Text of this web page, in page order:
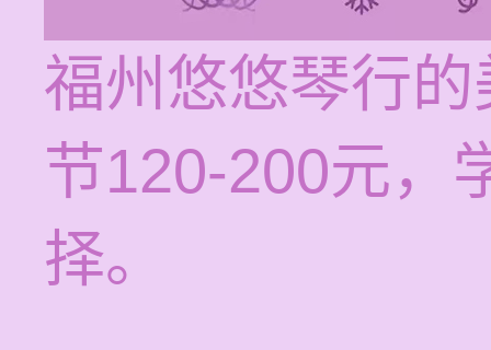
福州悠悠琴行
节120-200元，
择。